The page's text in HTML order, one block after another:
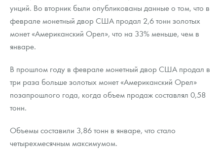
унций. Во вторник были опубликованы данные о том, что в
феврале монетный двор США продал 2,6 тонн золотых
монет «Американский Орел», что на 33% меньше, чем в
январе.
В прошлом году в феврале монетный двор США продал в
три раза больше золотых монет «Американский Орел»
позапрошлого года, когда объем продаж составлял 0,58
тонн.
Объемы составили 3,86 тонн в январе, что стало
четырехмесячным максимумом.